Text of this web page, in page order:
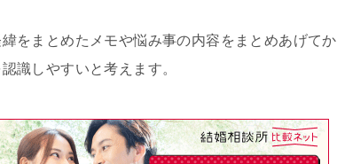
をまとめたメモや悩み事の内容をまとめあげてか
識しやすいと考えます。